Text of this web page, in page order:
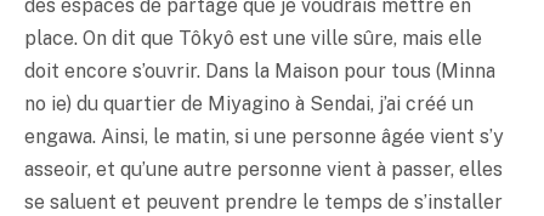
des espaces de partage que je voudrais mettre en
place. On dit que Tôkyô est une ville sûre, mais elle
doit encore s’ouvrir. Dans la Maison pour tous (Minna
no ie) du quartier de Miyagino à Sendai, j’ai créé un
engawa. Ainsi, le matin, si une personne âgée vient s’y
asseoir, et qu’une autre personne vient à passer, elles
se saluent et peuvent prendre le temps de s’installer